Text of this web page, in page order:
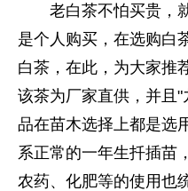
老白茶不怕买贵，
是个人购买，在选购白
白茶，在此，为大家推
该茶为厂家直供，并且
品在苗木选择上都是选
系正常的一年生扦插苗
农药、化肥等的使用也